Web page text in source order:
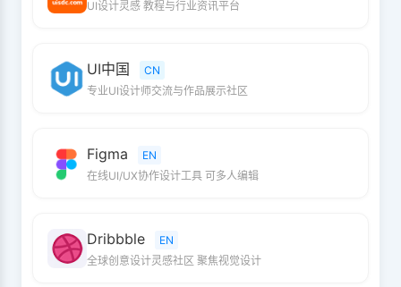
UI设计灵感 教程与行业资讯平台
UI中国
CN
专业UI设计师交流与作品展示社区
Figma
EN
在线UI/UX协作设计工具 可多人编辑
Dribbble
EN
全球创意设计灵感社区 聚焦视觉设计